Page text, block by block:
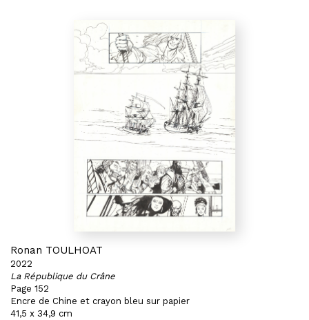
Ronan TOULHOAT
2022
La République du Crâne
Page 152
Encre de Chine et crayon bleu sur papier
41,5 x 34,9 cm